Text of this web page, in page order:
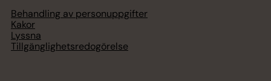
Behandling av personuppgifter
Kakor
Lyssna
Tillgänglighetsredogörelse